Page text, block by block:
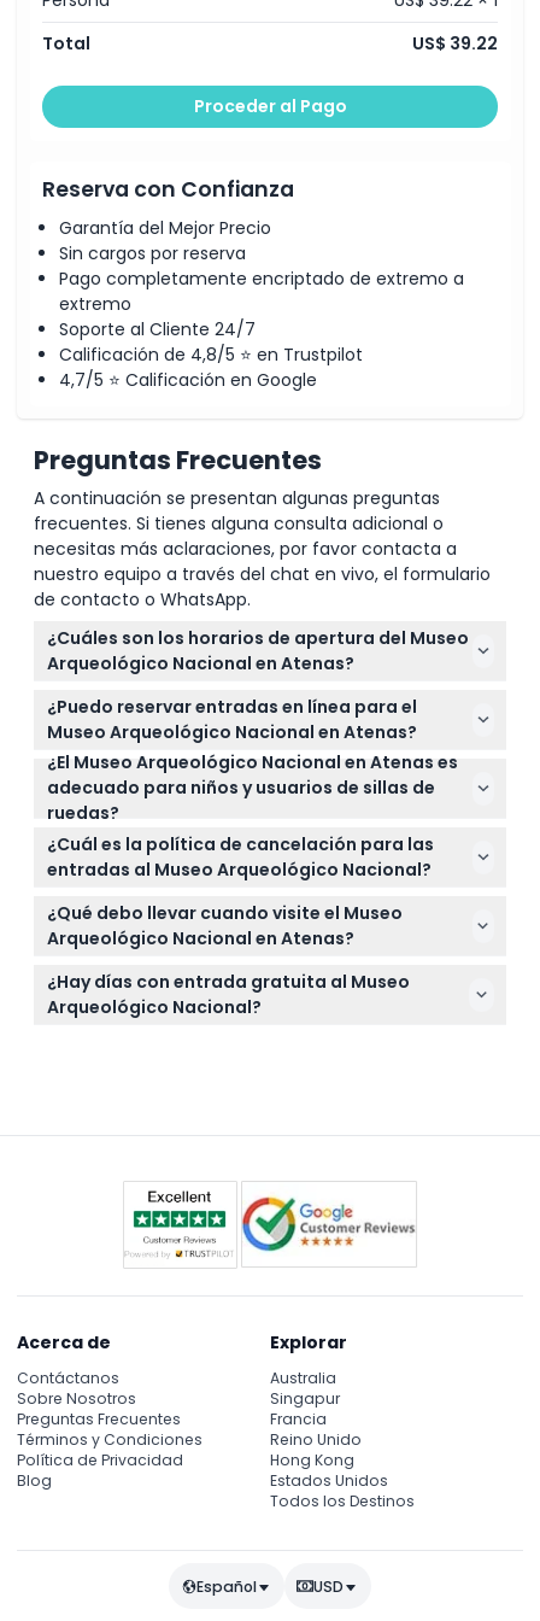
Exclusiones
Cosas a Saber
Ubicación
Política de Cancelación
Total
US$ 39.22
Proceder al Pago
Reserva con Confianza
Garantía del Mejor Precio
Sin cargos por reserva
Pago completamente encriptado de extremo a
extremo
Soporte al Cliente 24/7
Calificación de 4,8/5 ⭐ en Trustpilot
4,7/5 ⭐ Calificación en Google
Preguntas Frecuentes
A continuación se presentan algunas preguntas
frecuentes. Si tienes alguna consulta adicional o
necesitas más aclaraciones, por favor contacta a
nuestro equipo a través del chat en vivo, el formulario
de contacto o WhatsApp.
¿Cuáles son los horarios de apertura del Museo
Arqueológico Nacional en Atenas?
Los horarios del museo varían según la temporada:
del 1 de noviembre al 31 de marzo, está abierto de
miércoles a lunes de 08:30 a 15:30 y martes de 13:00
a 20:00; del 1 de abril al 31 de octubre, lunes de 13:00
a 20:00 y de martes a domingo de 09:00 a 16:00
(sujeto a cambios — por favor confirme al
momento de la reserva).
¿Puedo reservar entradas en línea para el
Museo Arqueológico Nacional en Atenas?
Sí, puede reservar fácilmente sus entradas en línea
aquí mismo en este sitio web, asegurando su
entrada en la fecha y hora que prefiera.
¿El Museo Arqueológico Nacional en Atenas es
adecuado para niños y usuarios de sillas de
ruedas?
Absolutamente, los niños menores de 5 años
entran gratis, y el museo es accesible para sillas de
ruedas, lo que lo convierte en una excelente opción
para familias y visitantes con necesidades de
movilidad.
¿Cuál es la política de cancelación para las
entradas al Museo Arqueológico Nacional?
Las entradas no son reembolsables y no se pueden
cancelar, así que por favor asegúrese de usar su
entrada en la fecha y hora que reservó.
¿Qué debo llevar cuando visite el Museo
Arqueológico Nacional en Atenas?
Lleve su entrada (impresa o en su teléfono), una
identificación válida si califica para entrada
gratuita, zapatos cómodos para caminar y una
¿Hay días con entrada gratuita al Museo
Arqueológico Nacional?
Acerca de
Contáctanos
Sobre Nosotros
Preguntas Frecuentes
Términos y Condiciones
Política de Privacidad
Blog
Explorar
Australia
Singapur
Francia
Reino Unido
Hong Kong
Estados Unidos
Todos los Destinos
Español USD